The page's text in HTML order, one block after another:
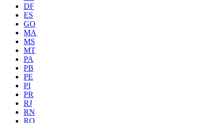
DF
ES
GO
MA
MS
MT
PA
PB
PE
PI
PR
RJ
RN
RO